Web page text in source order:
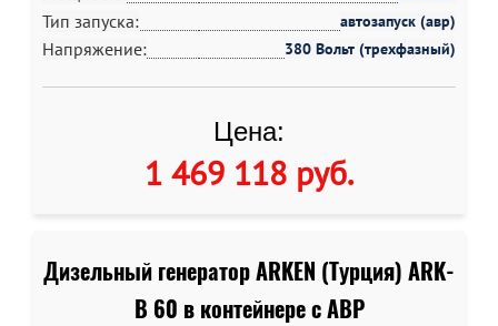
Тип запуска: автозапуск (авр)
Напряжение: 380 Вольт (трехфазный)
Цена:
1 469 118 руб.
Дизельный генератор ARKEN (Турция) ARK-
B 60 в контейнере c АВР